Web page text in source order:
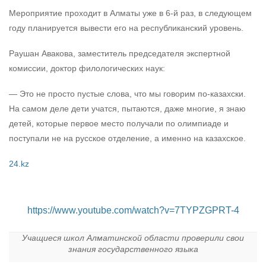
Мероприятие проходит в Алматы уже в 6-й раз, в следующем
году планируется вывести его на республиканский уровень.
Раушан Авакова, заместитель председателя экспертной
комиссии, доктор филологических наук:
— Это не просто пустые слова, что мы говорим по-казахски.
На самом деле дети учатся, пытаются, даже многие, я знаю
детей, которые первое место получали по олимпиаде и
поступали не на русское отделение, а именно на казахское.
24.kz
https://www.youtube.com/watch?v=7TYPZGPRT-4
Учащиеся школ Алматинской области проверили свои
знания государственного языка